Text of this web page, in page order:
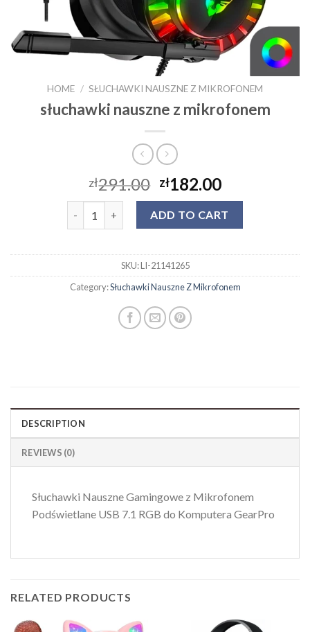
HOME / SŁUCHAWKI NAUSZNE Z MIKROFONEM
słuchawki nauszne z mikrofonem
zł291.00 zł182.00
słuchawki nauszne z mikrofonem quantity
ADD TO CART
SKU:LI-21141265
Category:Słuchawki Nauszne Z Mikrofonem
DESCRIPTION
REVIEWS (0)
Słuchawki Nauszne Gamingowe z Mikrofonem
Podświetlane USB 7.1 RGB do Komputera GearPro
RELATED PRODUCTS